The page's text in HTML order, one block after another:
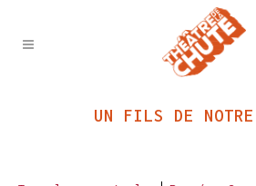
UN FILS DE NOTRE